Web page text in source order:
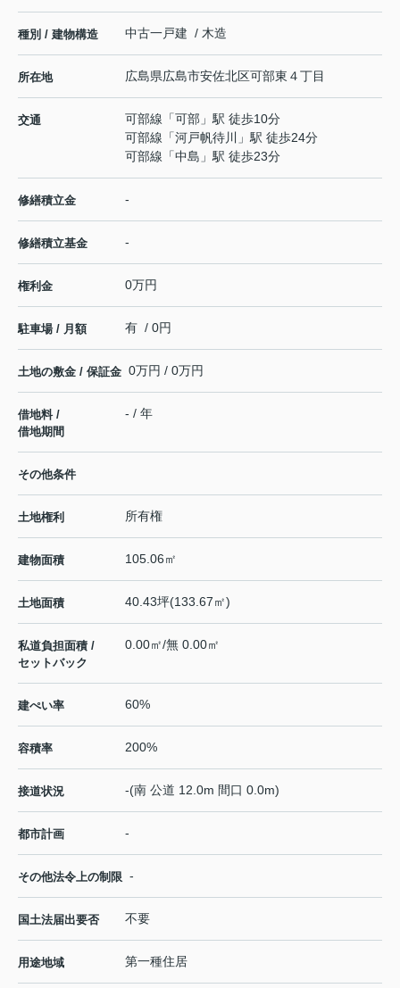
種別 / 建物構造 中古一戸建 / 木造
所在地 広島県広島市安佐北区可部東 ４丁目
交通 可部線 「可部 」駅 徒歩10分
可部線 「河戸帆待川
」駅 徒歩24分
可部線 「中島 」駅 徒歩23分
修繕積立金 -
修繕積立基金 -
権利金 0万円
駐車場 / 月額 有 / 0円
土地の敷金 / 保証金 0万円 / 0万円
借地料 /
借地期間
- / 年
その他条件
土地権利 所有権
建物面積 105.06㎡
土地面積 40.43坪(133.67㎡)
私道負担面積 /
セットバック
0.00㎡/無 0.00㎡
建ぺい率 60%
容積率 200%
接道状況 -(南 公道 12.0m 間口 0.0m)
都市計画 -
その他法令上の制限 -
国土法届出要否 不要
用途地域 第一種住居